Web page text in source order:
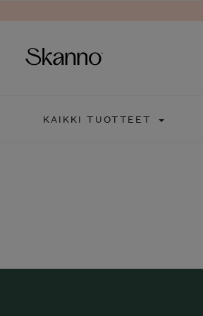
KAIKKI TUOTTEET